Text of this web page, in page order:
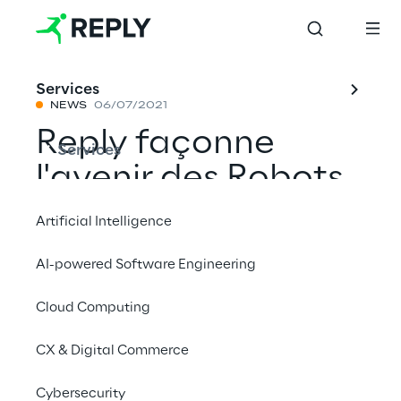
Services
Services
Artificial Intelligence
AI-powered Software Engineering
Cloud Computing
CX & Digital Commerce
Cybersecurity
NEWS 06/07/2021
Reply façonne
l'avenir des Robots
Mobiles Autonomes
avec la puissance
Partager avec un ami